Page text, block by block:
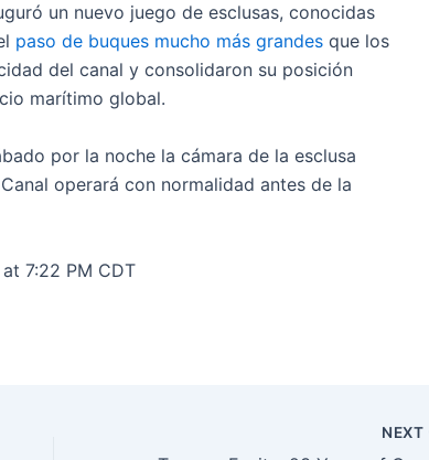
un nuevo juego de esclusas, conocidas
paso de buques mucho más grandes que los
del canal y consolidaron su posición
marítimo global.
por la noche la cámara de la esclusa
operará con normalidad antes de la
7:22 PM CDT
NEXT